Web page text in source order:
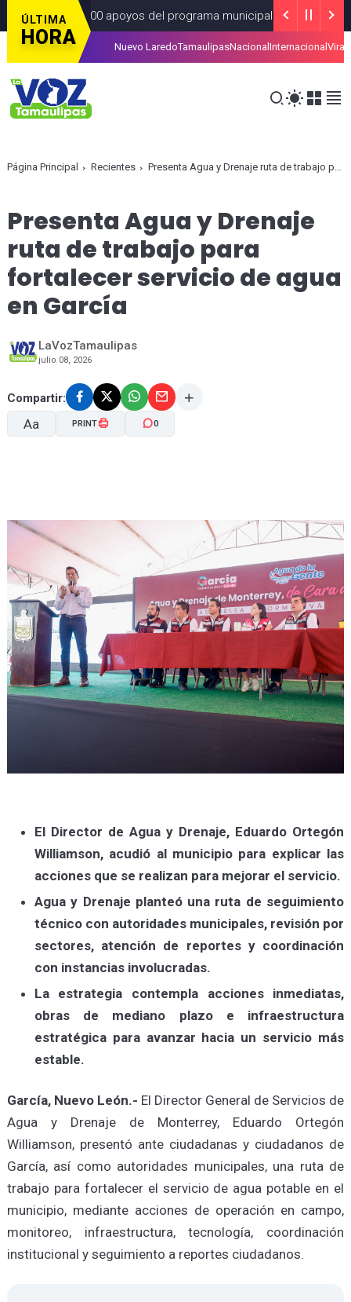
ÚLTIMA
HORA
4 Mil 400 apoyos del programa municipal “Mamá Luchona”
tarjeta de la Regio Ruta ALCALDIASAGOSTO 07, 2026
Nuevo LaredoTamaulipasNacional Internacional Viral
Página Principal Recientes Presenta Agua y Drenaje ruta de trabajo para fortalecer servicio de agua en García
Presenta Agua y Drenaje
ruta de trabajo para
fortalecer servicio de agua
en García
LaVozTamaulipas
julio 08, 2026
Compartir:
Aa PRINT 0
El Director de Agua y Drenaje, Eduardo Ortegón
Williamson, acudió al municipio para explicar las
acciones que se realizan para mejorar el servicio.
Agua y Drenaje planteó una ruta de seguimiento
técnico con autoridades municipales, revisión por
sectores, atención de reportes y coordinación
con instancias involucradas.
La estrategia contempla acciones inmediatas,
obras de mediano plazo e infraestructura
estratégica para avanzar hacia un servicio más
estable.
García, Nuevo León.- El Director General de Servicios de
Agua y Drenaje de Monterrey, Eduardo Ortegón
Williamson, presentó ante ciudadanas y ciudadanos de
García, así como autoridades municipales, una ruta de
trabajo para fortalecer el servicio de agua potable en el
municipio, mediante acciones de operación en campo,
monitoreo, infraestructura, tecnología, coordinación
institucional y seguimiento a reportes ciudadanos.